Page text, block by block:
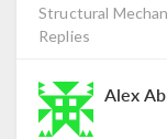
Structural
Replies
Alex